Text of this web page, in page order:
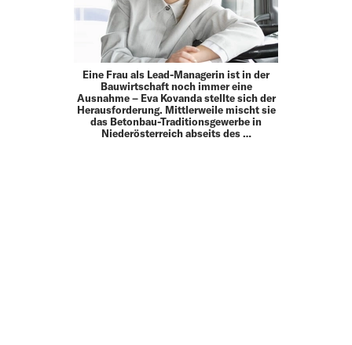
Eine Frau als Lead-Managerin ist in der
Bauwirtschaft noch immer eine
Ausnahme – Eva Kovanda stellte sich der
Herausforderung. Mittlerweile mischt sie
das Betonbau-Traditionsgewerbe in
Niederösterreich abseits des …